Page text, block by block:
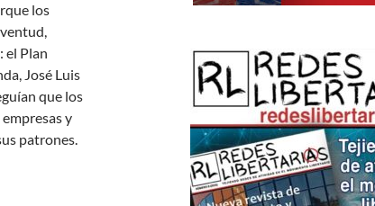
los
el Plan
José Luis
que los
y
patrones.